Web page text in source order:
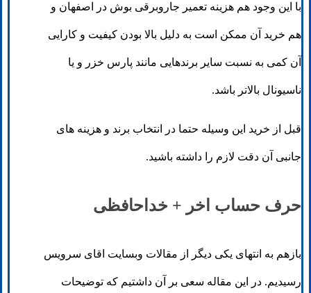
با این وجود هم هزینه تعمیر جاروبرقی بوش در اصفهان و
هم خرید آن ممکن است به دلیل بالا بودن کیفیت و کارایی
آن کمی به نسبت سایر برندهایی مانند پارس خزر و یا
ناسیونال بالاتر باشد.
قبل از خرید این وسیله حتما در انتخاب برند و هزینه های
جانبی آن دقت لازم را داشته باشید.
حرف حساب اخر + خداحافظی
بازهم به انتهای یکی دیگر از مقالات وبسایت اقای سرویس
رسیدیم. در این مقاله سعی بر آن داشتیم که توضیحات